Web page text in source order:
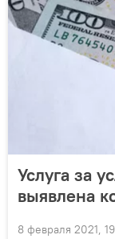
Услуга за
выявлена
8 февраля 2021,